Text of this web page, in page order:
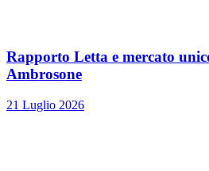
Rapporto Letta e mercato
Ambrosone
21 Luglio 2026